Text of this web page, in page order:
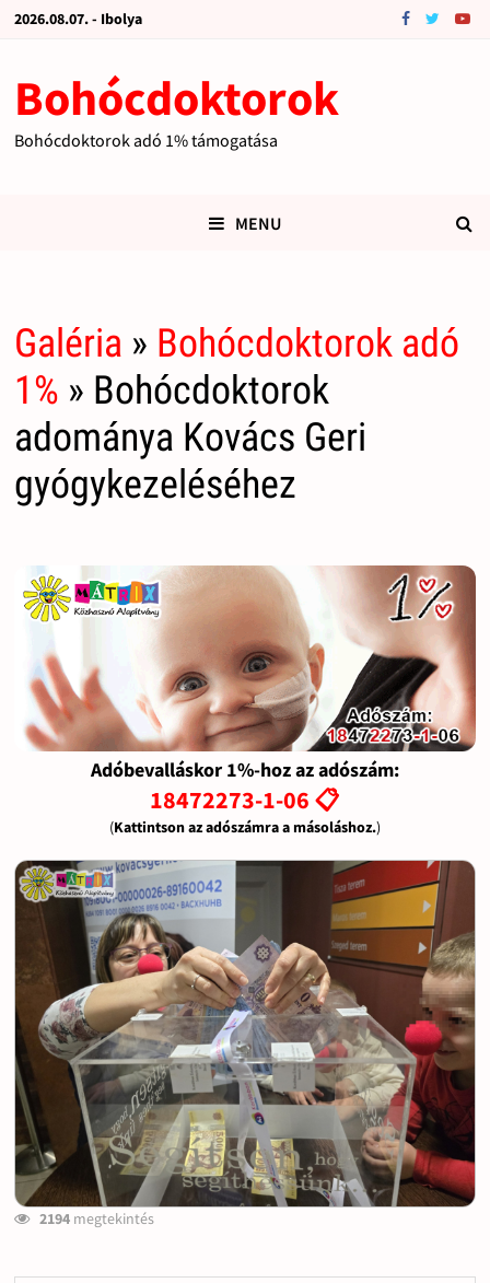
2026.08.07. - Ibolya
Bohócdoktorok
Bohócdoktorok adó 1% támogatása
MENU
Galéria » Bohócdoktorok adó
1% » Bohócdoktorok
adománya Kovács Geri
gyógykezeléséhez
Adóbevalláskor 1%-hoz az adószám:
18472273-1-06 📋
(Kattintson az adószámra a másoláshoz.)
2194megtekintés